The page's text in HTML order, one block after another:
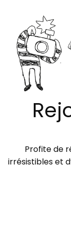
Profite de
irrésistibles et